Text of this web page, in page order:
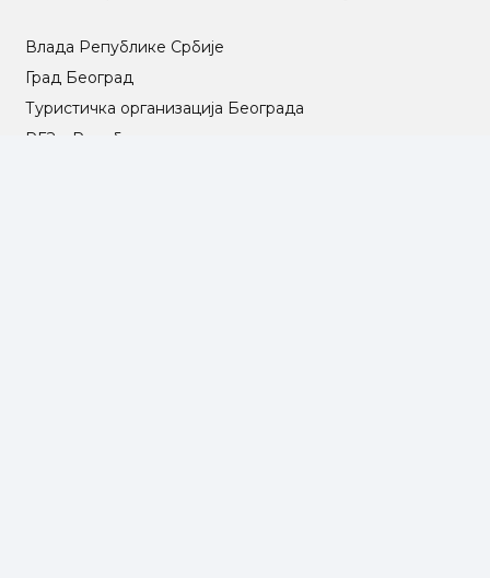
Влада Републике Србије
Град Београд
Туристичка организација Београда
РГЗ – Републички геодетски завод